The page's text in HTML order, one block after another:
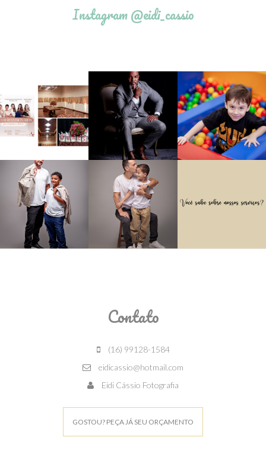
Instagram @eidi_cassio
Contato
(16) 99128-1584
eidicassio@hotmail.com
Eidi Cássio Fotografia
GOSTOU? PEÇA JÁ SEU ORÇAMENTO